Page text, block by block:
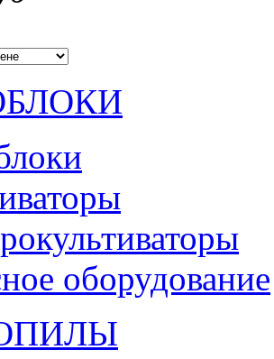
оборудование